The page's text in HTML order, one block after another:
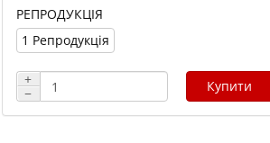
РЕПРОДУКЦІЯ
1 Репродукція
+
−
Купити